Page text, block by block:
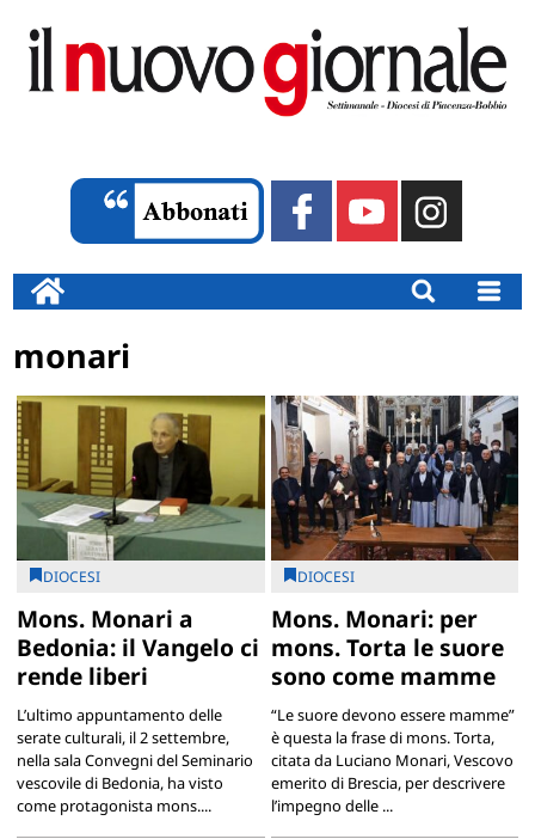
monari
DIOCESI
Mons. Monari a
Bedonia: il Vangelo ci
rende liberi
L’ultimo appuntamento delle
serate culturali, il 2 settembre,
nella sala Convegni del Seminario
vescovile di Bedonia, ha visto
come protagonista mons....
DIOCESI
Mons. Monari: per
mons. Torta le suore
sono come mamme
“Le suore devono essere mamme”
è questa la frase di mons. Torta,
citata da Luciano Monari, Vescovo
emerito di Brescia, per descrivere
l’impegno delle ...